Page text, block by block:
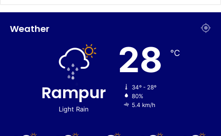
Weather
Rampur
Light Rain
28 ℃
34º - 28º
80%
5.4 km/h